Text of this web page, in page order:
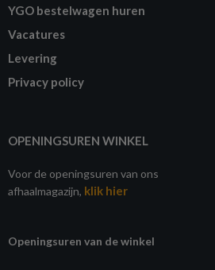
YGO bestelwagen huren
Vacatures
Levering
Privacy policy
OPENINGSUREN WINKEL
Voor de openingsuren van ons
afhaalmagazijn, klik hier
Openingsuren van de winkel